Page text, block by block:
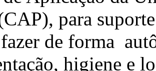
para
de forma
higiene e